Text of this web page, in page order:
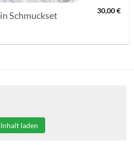
Schmuckset 30,00€
Inhalt laden